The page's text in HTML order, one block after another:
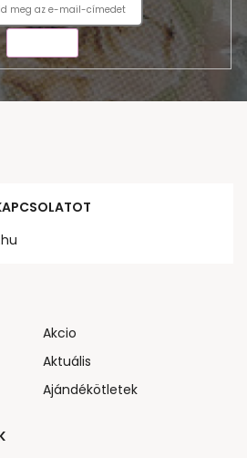
Akcio
Aktuális
Ajándékötletek